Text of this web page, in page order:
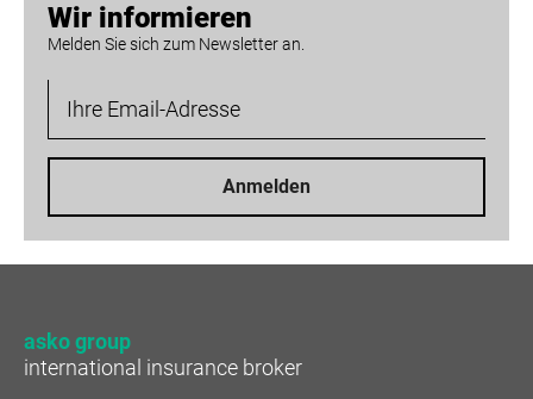
Wir informieren
Melden Sie sich zum Newsletter an.
Anmelden
asko group
international insurance broker